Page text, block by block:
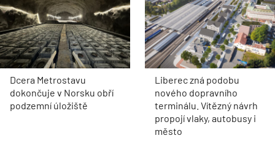
Dcera Metrostavu
dokončuje v Norsku obří
podzemní úložiště
Liberec zná podobu
nového dopravního
terminálu. Vítězný návrh
propojí vlaky, autobusy i
město